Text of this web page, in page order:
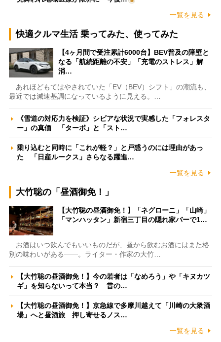
一覧を見る
快適クルマ生活 乗ってみた、使ってみた
【4ヶ月間で受注累計6000台】BEV普及の障壁と
なる「航続距離の不安」「充電のストレス」解
消…
あれほどもてはやされていた「EV（BEV）シフト」の潮流も、
最近では減速基調になっているように見える。…
《雪道の対応力を検証》シビアな状況で実感した「フォレスタ
ー」の真価 「ターボ」と「スト…
乗り込むと同時に「これが軽？」と戸惑うのには理由があっ
た 「日産ルークス」さらなる躍進…
一覧を見る
大竹聡の「昼酒御免！」
【大竹聡の昼酒御免！】「ネグローニ」「山崎」
「マンハッタン」新宿三丁目の隠れ家バーで1…
お酒はいつ飲んでもいいものだが、昼から飲むお酒にはまた格
別の味わいがある――。ライター・作家の大竹…
【大竹聡の昼酒御免！】今の若者は「なめろう」や「キヌカツ
ギ」を知らないって本当？ 昔の…
【大竹聡の昼酒御免！】京急線で多摩川越えて「川崎の大衆酒
場」へと昼酒旅 押し寄せるノス…
一覧を見る